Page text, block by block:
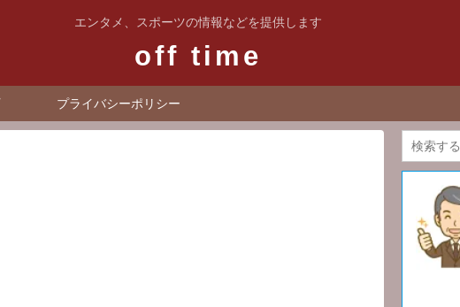
エンタメ、スポーツの情報などを提供します
off time
プライバシーポリシー